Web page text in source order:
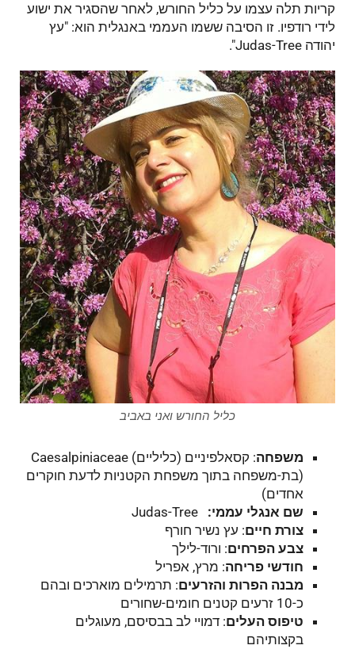
קריות תלה עצמו על כליל החורש, לאחר שהסגיר את ישוע
לידי רודפיו. זו הסיבה ששמו העממי באנגלית הוא: "עץ
יהודה Judas-Tree".
כליל החורש ואני באביב
משפחה: קסאלפיניים (כליליים) Caesalpiniaceae
(בת-משפחה בתוך משפחת הקטניות לדעת חוקרים
אחדים)
שם אנגלי עממי:
צורת חיים: עץ נשיר חורף
צבע הפרחים: ורוד-לילך
חודשי פריחה: מרץ, אפריל
מבנה הפרות והזרעים: תרמילים מוארכים ובהם
כ-10 זרעים קטנים חומים-שחורים
טיפוס העלים: דמויי לב בבסיסם, מעוגלים
בקצותיהם